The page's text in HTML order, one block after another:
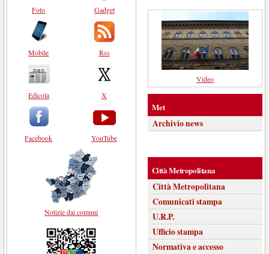
Foto
Mobile
Edicola
Facebook
Gadget
Rss
X
YouTube
Notizie dai comuni
Video
Met
Archivio news
Città Metropolitana
Città Metropolitana
Comunicati stampa
U.R.P.
Ufficio stampa
Normativa e accesso